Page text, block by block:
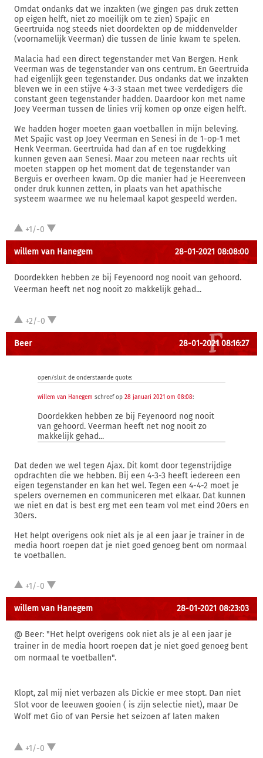
Omdat ondanks dat we inzakten (we gingen pas druk zetten
op eigen helft, niet zo moeilijk om te zien) Spajic en
Geertruida nog steeds niet doordekten op de middenvelder
(voornamelijk Veerman) die tussen de linie kwam te spelen.
Malacia had een direct tegenstander met Van Bergen. Henk
Veerman was de tegenstander van ons centrum. En Geertruida
had eigenlijk geen tegenstander. Dus ondanks dat we inzakten
bleven we in een stijve 4-3-3 staan met twee verdedigers die
constant geen tegenstander hadden. Daardoor kon met name
Joey Veerman tussen de linies vrij komen op onze eigen helft.
We hadden hoger moeten gaan voetballen in mijn beleving.
Met Spajic vast op Joey Veerman en Senesi in de 1-op-1 met
Henk Veerman. Geertruida had dan af en toe rugdekking
kunnen geven aan Senesi. Maar zou meteen naar rechts uit
moeten stappen op het moment dat de tegenstander van
Berguis er overheen kwam. Op die manier had je Heerenveen
onder druk kunnen zetten, in plaats van het apathische
systeem waarmee we nu helemaal kapot gespeeld werden.
+1/-0
willem van Hanegem 28-01-2021 08:08:00
Doordekken hebben ze bij Feyenoord nog nooit van gehoord.
Veerman heeft net nog nooit zo makkelijk gehad...
+2/-0
Beer 28-01-2021 08:16:27
open/sluit de onderstaande quote:
willem van Hanegem schreef op 28 januari 2021 om 08:08:
Doordekken hebben ze bij Feyenoord nog nooit
van gehoord. Veerman heeft net nog nooit zo
makkelijk gehad...
Dat deden we wel tegen Ajax. Dit komt door tegenstrijdige
opdrachten die we hebben. Bij een 4-3-3 heeft iedereen een
eigen tegenstander en kan het wel. Tegen een 4-4-2 moet je
spelers overnemen en communiceren met elkaar. Dat kunnen
we niet en dat is best erg met een team vol met eind 20ers en
30ers.
Het helpt overigens ook niet als je al een jaar je trainer in de
media hoort roepen dat je niet goed genoeg bent om normaal
te voetballen.
+1/-0
willem van Hanegem 28-01-2021 08:23:03
@ Beer: "Het helpt overigens ook niet als je al een jaar je
trainer in de media hoort roepen dat je niet goed genoeg bent
om normaal te voetballen".
Klopt, zal mij niet verbazen als Dickie er mee stopt. Dan niet
Slot voor de leeuwen gooien ( is zijn selectie niet), maar De
Wolf met Gio of van Persie het seizoen af laten maken
+1/-0